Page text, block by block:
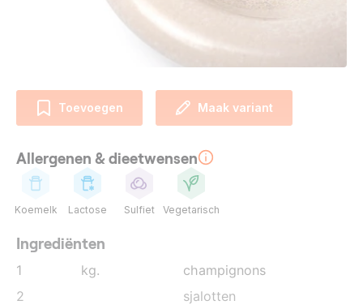
Toevoegen Maak variant
Allergenen & dieetwensen
Koemelk Lactose Sulfiet Vegetarisch
Ingrediënten
1 kg.
champignons
2
sjalotten